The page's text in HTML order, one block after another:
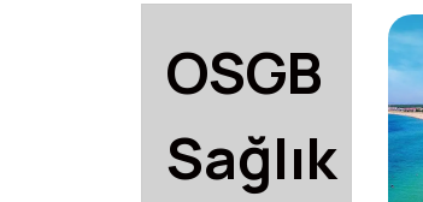
OSGB
Sağlık